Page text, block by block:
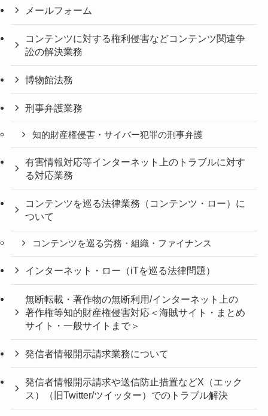
メールフォーム
コンテンツに対する権利侵害などコンテンツ関連争
訟の解決業務
博物館法務
刑事弁護業務
知的財産権侵害・サイバー犯罪の刑事弁護
有害情報対応等インターネット上のトラブルに対す
る対応業務
コンテンツを巡る法律業務（コンテンツ・ロー）に
ついて
コンテンツを巡る労務・組織・ファイナンス
インターネット・ロー（iTを巡る法律問題）
無断転載・著作物の無断利用/インターネット上の
著作権等知的財産権侵害対応＜海賊サイト・まとめ
サイト・一般サイトまで＞
発信者情報開示請求業務について
発信者情報開示請求や送信防止措置などX（エック
ス）（旧Twitter/ツイッター）でのトラブル解決